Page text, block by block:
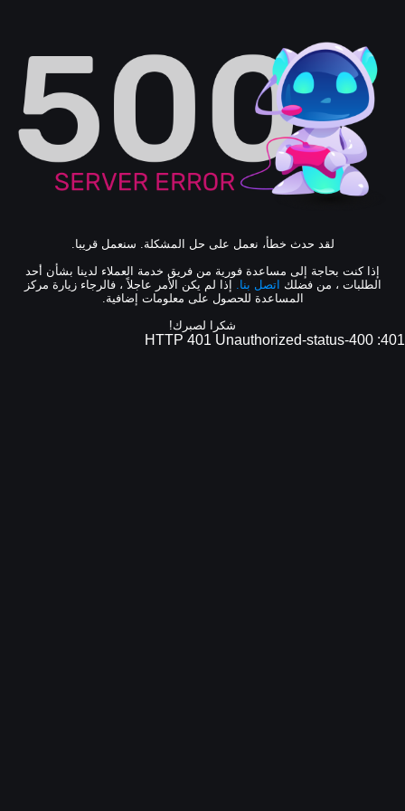
لقد حدث خطأ، نعمل على حل المشكلة. سنعمل قريبا.
إذا كنت بحاجة إلى مساعدة فورية من فريق خدمة العملاء لدينا بشأن أحد
الطلبات ، من فضلك اتصل بنا.
إذا لم يكن الأمر عاجلاً ، فالرجاء زيارة مركز
المساعدة للحصول على معلومات إضافية.
شكرا لصبرك!
401: HTTP 401 Unauthorized-status-400